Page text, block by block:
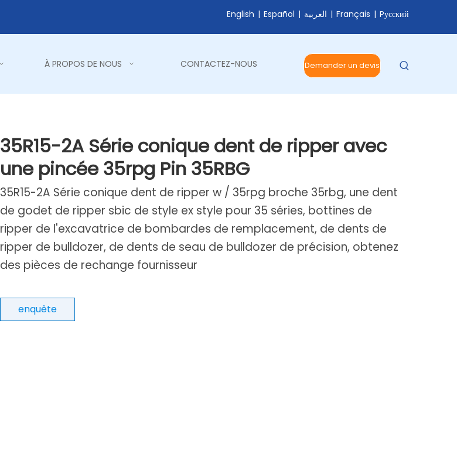
English | Español | العربية | Français | Pусский
À PROPOS DE NOUS CONTACTEZ-NOUS Demander un devis
35R15-2A Série conique dent de ripper avec
une pincée 35rpg Pin 35RBG
35R15-2A Série conique dent de ripper w / 35rpg broche 35rbg, une dent
de godet de ripper sbic de style ex style pour 35 séries, bottines de
ripper de l'excavatrice de bombardes de remplacement, de dents de
ripper de bulldozer, de dents de seau de bulldozer de précision, obtenez
des pièces de rechange fournisseur
enquête